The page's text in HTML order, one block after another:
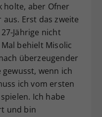
holte, aber Ofner
Erst das zweite
Jährige nicht
behielt Misolic
überzeugender
wenn ich
ich vom ersten
Ich habe
und bin